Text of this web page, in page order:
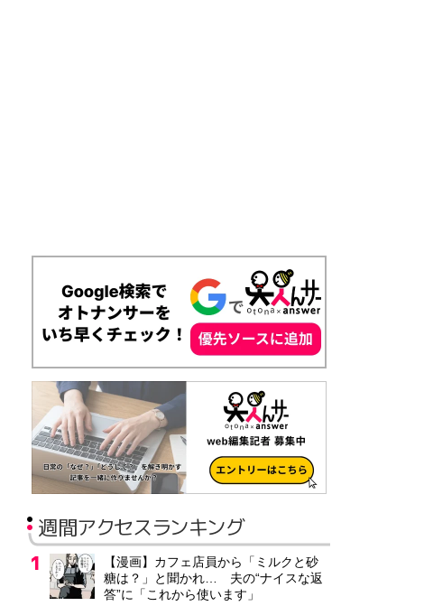
週間アクセスランキング
【漫画】カフェ店員から「ミルクと砂
糖は？」と聞かれ… 夫の“ナイスな返
答”に「これから使います」